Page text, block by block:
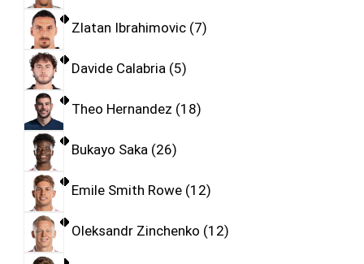
Zlatan Ibrahimovic 7
Davide Calabria 5
Theo Hernandez 18
Bukayo Saka 26
Emile Smith Rowe 12
Oleksandr Zinchenko 12